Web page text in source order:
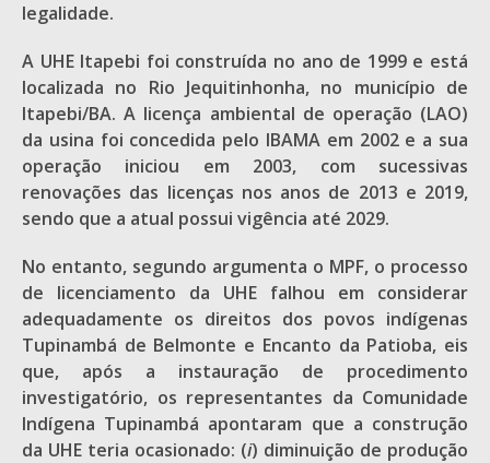
legalidade.
A UHE Itapebi foi construída no ano de 1999 e está
localizada no Rio Jequitinhonha, no município de
Itapebi/BA. A licença ambiental de operação (LAO)
da usina foi concedida pelo IBAMA em 2002 e a sua
operação iniciou em 2003, com sucessivas
renovações das licenças nos anos de 2013 e 2019,
sendo que a atual possui vigência até 2029.
No entanto, segundo argumenta o MPF, o processo
de licenciamento da UHE falhou em considerar
adequadamente os direitos dos povos indígenas
Tupinambá de Belmonte e Encanto da Patioba, eis
que, após a instauração de procedimento
investigatório, os representantes da Comunidade
Indígena Tupinambá apontaram que a construção
da UHE teria ocasionado: (i) diminuição de produção